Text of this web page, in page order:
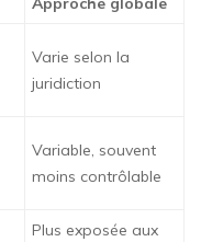
Varie selon la
juridiction
Variable, souvent
moins contrôlable
Plus exposée aux